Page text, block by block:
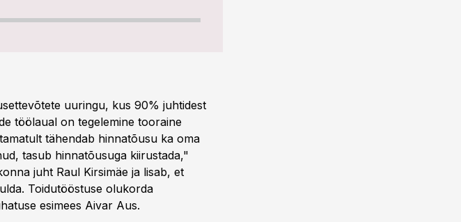
uuringu, kus 90% juhtidest
töölaual on tegelemine tooraine
tähendab hinnatõusu ka oma
tasub hinnatõusuga kiirustada,"
juht Raul Kirsimäe ja lisab, et
Toidutööstuse olukorda
esimees Aivar Aus.